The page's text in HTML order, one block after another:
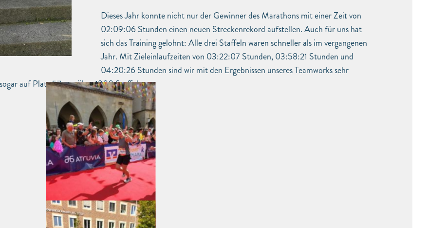
Dieses Jahr konnte nicht nur der Gewinner des Marathons mit einer Zeit von
02:09:06 Stunden einen neuen Streckenrekord aufstellen. Auch für uns hat
sich das Training gelohnt: Alle drei Staffeln waren schneller als im vergangenen
Jahr. Mit Zieleinlaufzeiten von 03:22:07 Stunden, 03:58:21 Stunden und
04:20:26 Stunden sind wir mit den Ergebnissen unseres Teamworks sehr
auf Platz 57 von über 1300 Staffeln.